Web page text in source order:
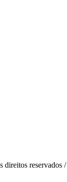
direitos reservados /